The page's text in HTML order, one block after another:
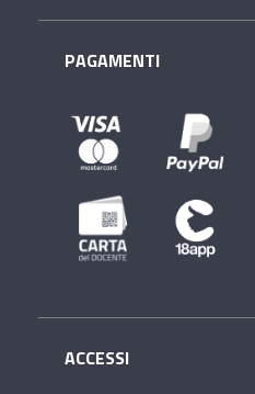
PAGAMENTI
ACCESSI